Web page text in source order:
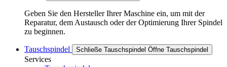
Geben Sie den Hersteller Ihrer Maschine ein, um mit der
Reparatur, dem Austausch oder der Optimierung Ihrer Spindel
zu beginnen.
Tauschspindel Schließe Tauschspindel Öffne Tauschspindel
Services